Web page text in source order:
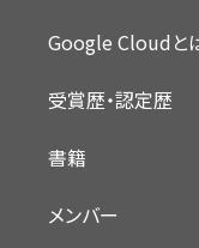
Google Cloudと
受賞歴・認定歴
書籍
メンバー